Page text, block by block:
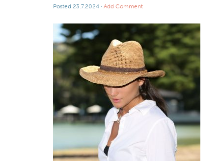
Posted 23.7.2024 · Add Comment